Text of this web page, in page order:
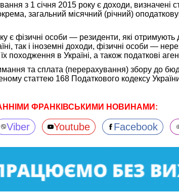
з 1 січня 2015 року є доходи, визначені
загальний місячний (річний)
є фізичні особи — резиденти, які отримують
так і іноземні доходи, фізичні особи —
походження в Україні, а також податкові
та сплата (перерахування) збору до
статтею 168 Податкового кодексу
ФРАНКІВСЬКИМИ НОВИНАМИ:
Viber Youtube Facebook